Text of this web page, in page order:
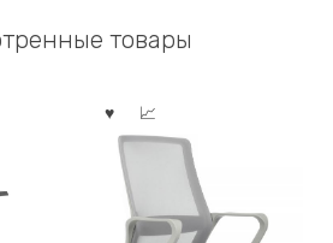
292,00 ₽.
товары